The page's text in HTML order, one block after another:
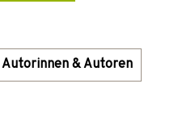
Autorinnen & Autoren